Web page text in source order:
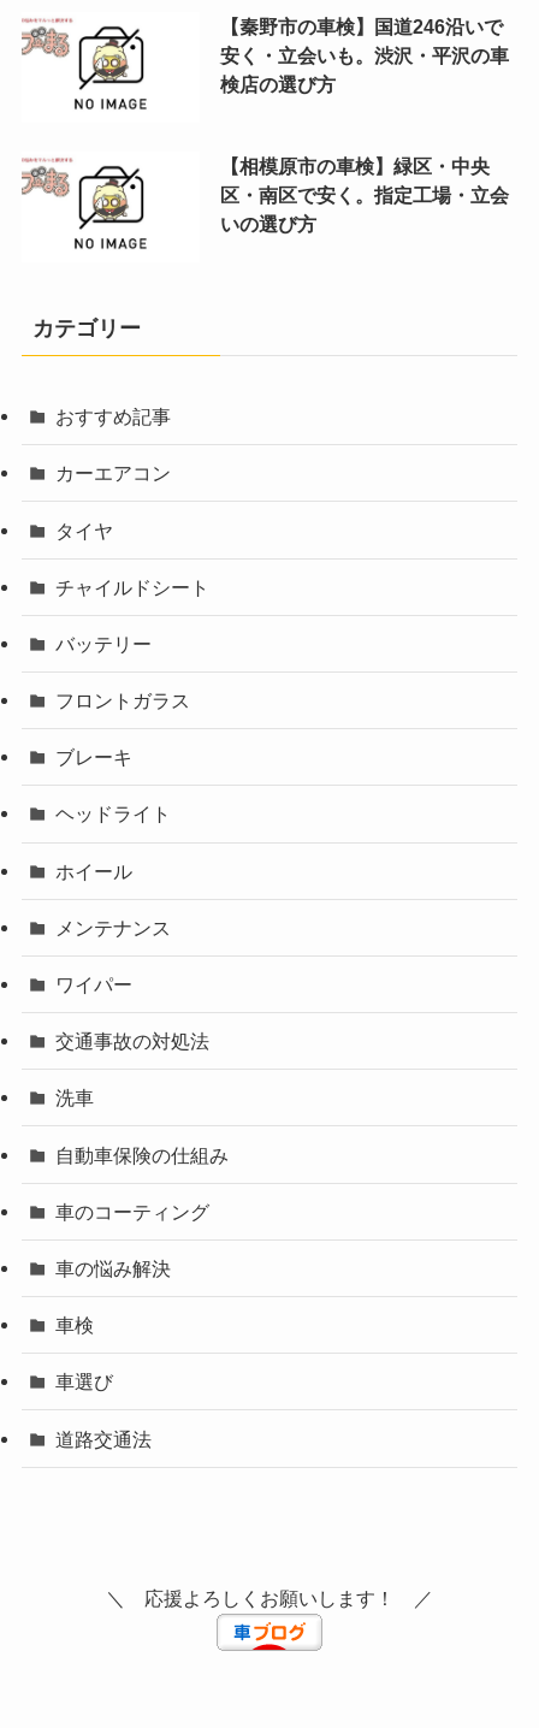
【秦野市の車検】国道246沿いで
安く・立会いも。渋沢・平沢の車
検店の選び方
【相模原市の車検】緑区・中央
区・南区で安く。指定工場・立会
いの選び方
カテゴリー
おすすめ記事
カーエアコン
タイヤ
チャイルドシート
バッテリー
フロントガラス
ブレーキ
ヘッドライト
ホイール
メンテナンス
ワイパー
交通事故の対処法
洗車
自動車保険の仕組み
車のコーティング
車の悩み解決
車検
車選び
道路交通法
＼ 応援よろしくお願いします！ ／